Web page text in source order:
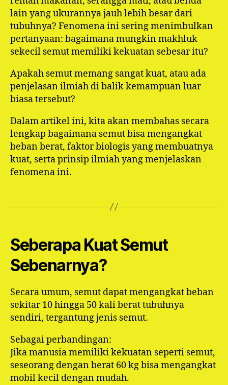
lain yang ukurannya jauh lebih besar dari
tubuhnya? Fenomena ini sering menimbulkan
pertanyaan: bagaimana mungkin makhluk
sekecil semut memiliki kekuatan sebesar itu?
Apakah semut memang sangat kuat, atau ada
penjelasan ilmiah di balik kemampuan luar
biasa tersebut?
Dalam artikel ini, kita akan membahas secara
lengkap bagaimana semut bisa mengangkat
beban berat, faktor biologis yang membuatnya
kuat, serta prinsip ilmiah yang menjelaskan
fenomena ini.
Seberapa Kuat Semut
Sebenarnya?
Secara umum, semut dapat mengangkat beban
sekitar 10 hingga 50 kali berat tubuhnya
sendiri, tergantung jenis semut.
Sebagai perbandingan:
Jika manusia memiliki kekuatan seperti semut,
seseorang dengan berat 60 kg bisa mengangkat
mobil kecil dengan mudah.